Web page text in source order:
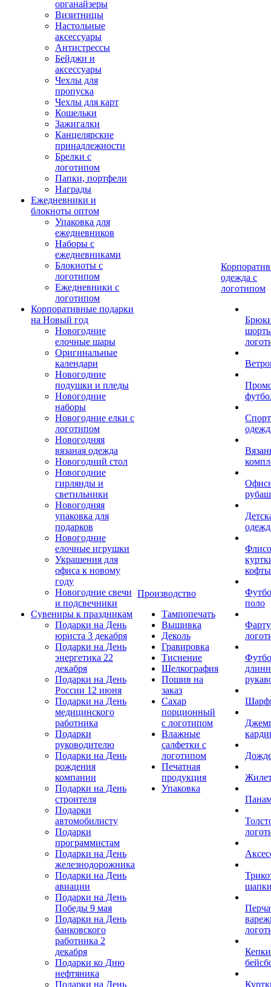
органайзеры
Визитницы
Настольные
аксессуары
Антистрессы
Бейджи и
аксессуары
Чехлы для
пропуска
Чехлы для карт
Кошельки
Зажигалки
Канцелярские
принадлежности
Брелки с
логотипом
Папки, портфели
Награды
Ежедневники и
блокноты оптом
Упаковка для
ежедневников
Наборы с
ежедневниками
Блокноты с
логотипом
Ежедневники с
логотипом
Корпоративные подарки
на Новый год
Новогодние
елочные шары
Оригинальные
календари
Новогодние
подушки и пледы
Новогодние
наборы
Новогодние елки с
логотипом
Новогодняя
вязаная одежда
Новогодний стол
Новогодние
гирлянды и
светильники
Новогодняя
упаковка для
подарков
Новогодние
елочные игрушки
Украшения для
офиса к новому
году
Новогодние свечи
и подсвечники
Сувениры к праздникам
Подарки на День
юриста 3 декабря
Подарки на День
энергетика 22
декабря
Подарки на День
России 12 июня
Подарки на День
медицинского
работника
Подарки
руководителю
Подарки на День
рождения
компании
Подарки на День
строителя
Подарки
автомобилисту
Подарки
программистам
Подарки на День
железнодорожника
Подарки на День
авиации
Подарки на День
Победы 9 мая
Подарки на День
банковского
работника 2
декабря
Подарки ко Дню
нефтяника
Подарки на День
Производство
Тампопечать
Вышивка
Деколь
Гравировка
Тиснение
Шелкография
Пошив на
заказ
Сахар
порционный
с логотипом
Влажные
салфетки с
логотипом
Печатная
продукция
Упаковка
одежда с
логотипом
кофты
поло